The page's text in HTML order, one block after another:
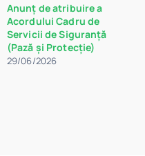
Anunț de atribuire a
Acordului Cadru de
Servicii de Siguranță
(Pază și Protecție)
29/06/2026